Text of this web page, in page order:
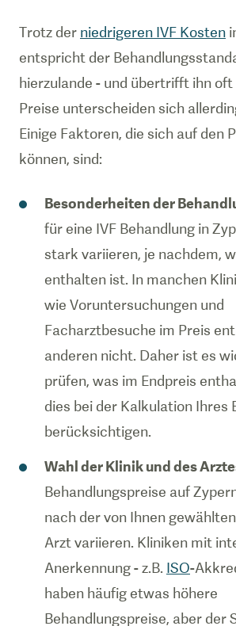
Trotz der niedrigeren IVF Kosten
entspricht der
hierzulande - und übertrifft ihn oft
Preise unterscheiden sich
Einige Faktoren, die sich auf den
können, sind:
Besonderheiten der
für eine IVF Behandlung in
stark variieren, je nachdem,
enthalten ist. In manchen
wie Voruntersuchungen und
Facharztbesuche im Preis
anderen nicht. Daher ist es
prüfen, was im Endpreis
dies bei der Kalkulation Ihres
berücksichtigen.
Wahl der Klinik und des
Behandlungspreise auf
nach der von Ihnen
Arzt variieren. Kliniken mit
Anerkennung - z.B. ISO-
haben häufig etwas höhere
Behandlungspreise, aber der